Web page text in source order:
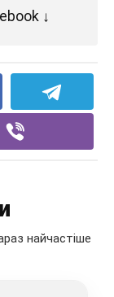
↓
найчастіше